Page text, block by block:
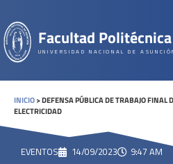
Facultad Politécnica
UNIVERSIDAD NACIONAL DE
INICIO>DEFENSA PÚBLICA DE TRABAJO FINAL
ELECTRICIDAD
EVENTOS 14/09/2023 9:47 AM